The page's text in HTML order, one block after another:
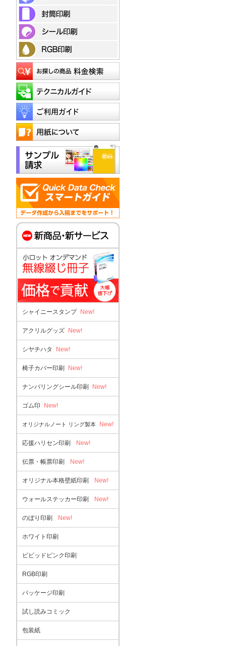
シャイニースタンプ New!
アクリルグッズ New!
シヤチハタ New!
椅子カバー印刷 New!
ナンバリングシール印刷 New!
ゴム印 New!
オリジナルノート リング製本 New!
応援ハリセン印刷 New!
伝票・帳票印刷 New!
オリジナル本格壁紙印刷 New!
ウォールステッカー印刷 New!
のぼり印刷 New!
ホワイト印刷
ビビッドピンク印刷
RGB印刷
パッケージ印刷
試し読みコミック
包装紙